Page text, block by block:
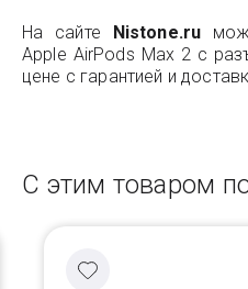
На сайте Nistone.ru
Apple AirPods Max 2 с
цене с гарантией и
С этим товаром